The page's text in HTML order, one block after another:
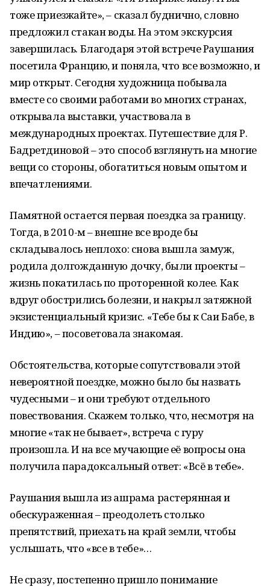
тоже приезжайте», – сказал буднично, словно
предложил стакан воды. На этом экскурсия
завершилась. Благодаря этой встрече Раушания
посетила Францию, и поняла, что все возможно, и
мир открыт. Сегодня художница побывала
вместе со своими работами во многих странах,
открывала выставки, участвовала в
международных проектах. Путешествие для Р.
Бадретдиновой – это способ взглянуть на многие
вещи со стороны, обогатиться новым опытом и
впечатлениями.
Памятной остается первая поездка за границу.
Тогда, в 2010-м – внешне все вроде бы
складывалось неплохо: снова вышла замуж,
родила долгожданную дочку, были проекты –
жизнь покатилась по проторенной колее. Как
вдруг обострились болезни, и накрыл затяжной
экзистенциальный кризис. «Тебе бы к Саи Бабе, в
Индию», – посоветовала знакомая.
Обстоятельства, которые сопутствовали этой
невероятной поездке, можно было бы назвать
чудесными – и они требуют отдельного
повествования. Скажем только, что, несмотря на
многие «так не бывает», встреча с гуру
произошла. И на все мучающие её вопросы она
получила парадоксальный ответ: «Всё в тебе».
Раушания вышла из ашрама растерянная и
обескураженная – преодолеть столько
препятствий, приехать на край земли, чтобы
услышать, что «все в тебе»…
Не сразу, постепенно пришло понимание